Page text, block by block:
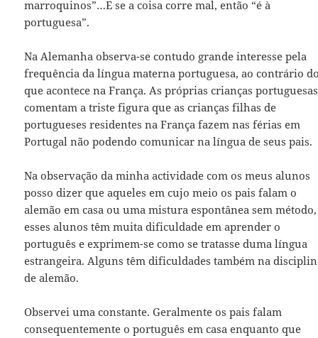
marroquinos”…E se a coisa corre mal, então “é à
portuguesa”.
Na Alemanha observa-se contudo grande interesse pela
frequência da língua materna portuguesa, ao contrário
que acontece na França. As próprias crianças portuguesas
comentam a triste figura que as crianças filhas de
portugueses residentes na França fazem nas férias em
Portugal não podendo comunicar na língua de seus pais.
Na observação da minha actividade com os meus alunos
posso dizer que aqueles em cujo meio os pais falam o
alemão em casa ou uma mistura espontânea sem método,
esses alunos têm muita dificuldade em aprender o
português e exprimem-se como se tratasse duma língua
estrangeira. Alguns têm dificuldades também na
de alemão.
Observei uma constante. Geralmente os pais falam
consequentemente o português em casa enquanto que